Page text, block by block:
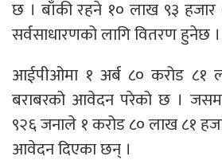
छ । बाँकी रहने १० लाख ९३ हजार
सर्वसाधारणको लागि वितरण हुनेछ ।
आईपीओमा १ अर्ब ८० करोड ८१
बराबरको आवेदन परेको छ ।
९२६ जनाले १ करोड ८० लाख ८१
आवेदन दिएका छन् ।